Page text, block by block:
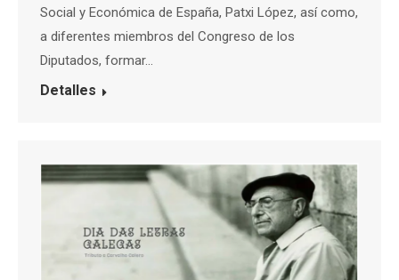
Social y Económica de España, Patxi López, así como,
a diferentes miembros del Congreso de los
Diputados, formar…
Detalles